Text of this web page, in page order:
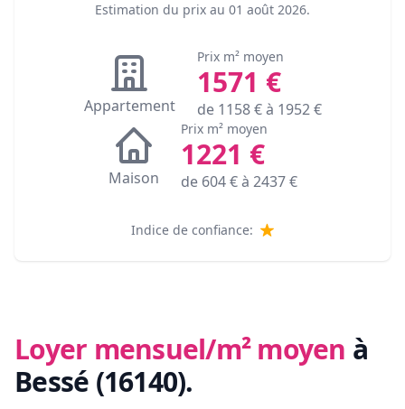
Estimation du prix au 01 août 2026.
Appartement
Prix m² moyen
1571 €
de 1158€ à 1952€
Maison
Prix m² moyen
1221 €
de 604€ à 2437€
Indice de confiance:
Loyer mensuel/m² moyen à
Bessé (16140).